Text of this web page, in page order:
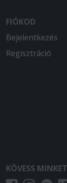
FIÓKOD
Bejelentkezés
Regisztráció
KÖVESS MINKET